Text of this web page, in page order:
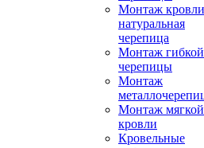
Монтаж
натуральная
черепица
Монтаж гибкой
черепицы
Монтаж
Монтаж мягкой
кровли
Кровельные